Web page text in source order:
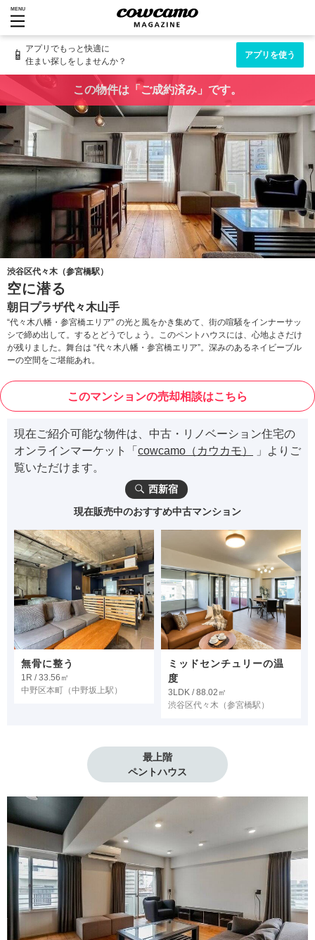
MENU
📱 アプリでもっと快適に
住まい探しをしませんか？
アプリを使う
この物件は「ご成約済み」です。
渋谷区代々木（参宮橋駅）
空に潜る
朝日プラザ代々木山手
“代々木八幡・参宮橋エリア” の光と風をかき集めて、街の喧騒をインナーサッ
シで締め出して。するとどうでしょう。このペントハウスには、心地よさだけ
が残りました。舞台は “代々木八幡・参宮橋エリア”。深みのあるネイビーブル
ーの空間をご堪能あれ。
このマンションの売却相談はこちら
現在ご紹介可能な物件は、中古・リノベーション住宅の
オンラインマーケット「 cowcamo（カウカモ）
」よりご
覧いただけます。
西新宿
現在販売中のおすすめ中古マンション
無骨に整う
1R / 33.56㎡
中野区本町 （中野坂上駅）
ミッドセンチュリーの温
度
3LDK / 88.02㎡
渋谷区代々木 （参宮橋駅）
最上階
ペントハウス